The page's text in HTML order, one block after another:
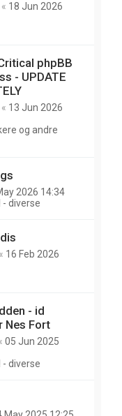
« 18 Jun 2026
phpBB
- UPDATE
« 13 Jun 2026
og andre
2026 14:34
- diverse
« 16 Feb 2026
- id
Nes Fort
05 Jun 2025
- diverse